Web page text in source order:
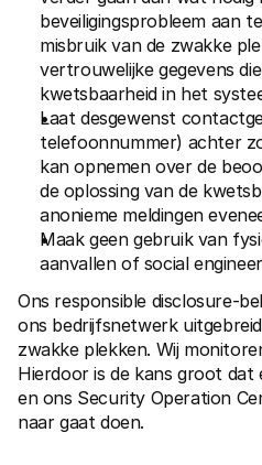
beveiligingsprobleem aan
misbruik van de zwakke
vertrouwelijke gegevens
kwetsbaarheid in het
Laat desgewenst
telefoonnummer) achter
kan opnemen over de
de oplossing van de
anonieme meldingen
Maak geen gebruik van
aanvallen of social
Ons responsible disclosure-
ons bedrijfsnetwerk
zwakke plekken. Wij
Hierdoor is de kans groot
en ons Security Operation
naar gaat doen.
Contact met sales
Ontdek hoe we jouw bedrijf